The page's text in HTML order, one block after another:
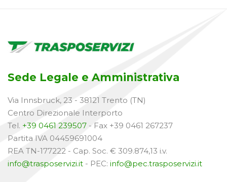
Sede Legale e Amministrativa
Via Innsbruck, 23 - 38121 Trento (TN)
Centro Direzionale Interporto
Tel. +39 0461 239507 - Fax +39 0461 267237
Partita IVA 04459691004
REA TN-177222 - Cap. Soc. € 309.874,13 i.v.
info@trasposervizi.it - PEC: info@pec.trasposervizi.it